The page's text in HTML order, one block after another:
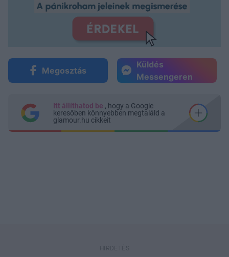
Megosztás
Küldés
Messengeren
Itt állíthatod be , hogy a Google
keresőben könnyebben megtaláld a
glamour.hu cikkeit